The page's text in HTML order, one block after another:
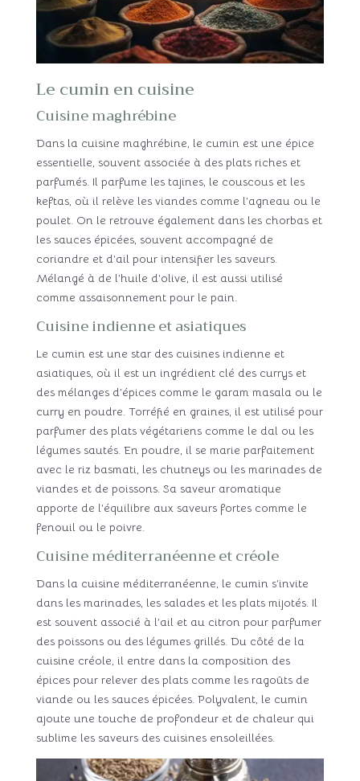
Le cumin en cuisine
Cuisine maghrébine
Dans la cuisine maghrébine, le cumin est une épice
essentielle, souvent associée à des plats riches et
parfumés. Il parfume les tajines, le couscous et les
keftas, où il relève les viandes comme l’agneau ou le
poulet. On le retrouve également dans les chorbas et
les sauces épicées, souvent accompagné de
coriandre et d’ail pour intensifier les saveurs.
Mélangé à de l’huile d’olive, il est aussi utilisé
comme assaisonnement pour le pain.
Cuisine indienne et asiatiques
Le cumin est une star des cuisines indienne et
asiatiques, où il est un ingrédient clé des currys et
des mélanges d’épices comme le garam masala ou le
curry en poudre. Torréfié en graines, il est utilisé pour
parfumer des plats végétariens comme le dal ou les
légumes sautés. En poudre, il se marie parfaitement
avec le riz basmati, les chutneys ou les marinades de
viandes et de poissons. Sa saveur aromatique
apporte de l’équilibre aux saveurs fortes comme le
fenouil ou le poivre.
Cuisine méditerranéenne et créole
Dans la cuisine méditerranéenne, le cumin s’invite
dans les marinades, les salades et les plats mijotés. Il
est souvent associé à l’ail et au citron pour parfumer
des poissons ou des légumes grillés. Du côté de la
cuisine créole, il entre dans la composition des
épices pour relever des plats comme les ragoûts de
viande ou les sauces épicées. Polyvalent, le cumin
ajoute une touche de profondeur et de chaleur qui
sublime les saveurs des cuisines ensoleillées.